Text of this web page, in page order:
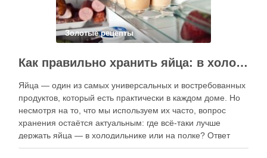
Золотые рецепты
Как правильно хранить яйца: в холодильнике или на полке?
Яйца — один из самых универсальных и востребованных
продуктов, который есть практически в каждом доме. Но
несмотря на то, что мы используем их часто, вопрос
хранения остаётся актуальным: где всё-таки лучше
держать яйца — в холодильнике или на полке? Ответ
зависит от нескольких факторов, включая температуру